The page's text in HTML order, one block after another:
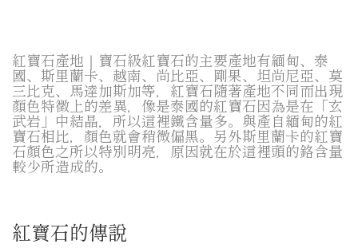
紅寶石產地｜寶石級紅寶石的主要產地有緬甸、泰
國、斯里蘭卡、越南、尚比亞、剛果、坦尚尼亞、莫
三比克、馬達加斯加等，紅寶石隨著產地不同而出現
顏色特徵上的差異，像是泰國的紅寶石因為是在「玄
武岩」中結晶，所以這裡鐵含量多。與產自緬甸的紅
寶石相比，顏色就會稍微偏黑。另外斯里蘭卡的紅寶
石顏色之所以特別明亮，原因就在於這裡頭的鉻含量
較少所造成的。
紅寶石的傳說